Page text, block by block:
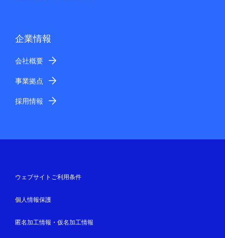
企業情報
会社概要
事業拠点
採用情報
ウェブサイトご利用条件
個人情報保護
匿名加工情報・仮名加工情報